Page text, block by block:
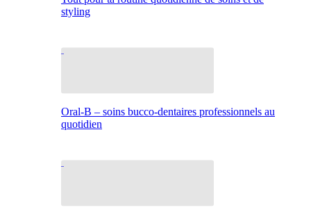
styling
Oral-B – soins bucco-dentaires professionnels au
quotidien